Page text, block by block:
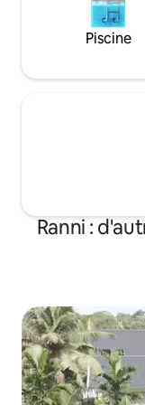
Piscine
Ranni :